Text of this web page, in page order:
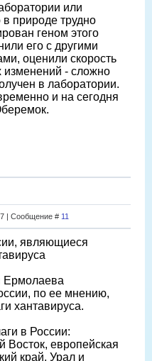
или
природе трудно
геном этого
его с другими
оценили скорость
изменений - сложно
в лаборатории.
и на сегодня
| Сообщение # 11
являющиеся
Ермолаева
по ее мнению,
хантавируса.
в России:
Восток, европейская
край, Урал и